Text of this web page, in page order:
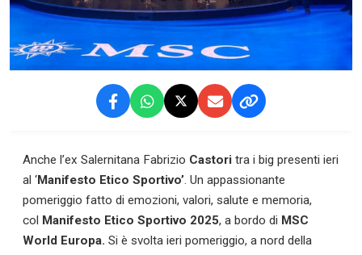
Anche l’ex Salernitana Fabrizio Castori tra i big presenti ieri
al ‘Manifesto Etico Sportivo’. Un appassionante
pomeriggio fatto di emozioni, valori, salute e memoria,
col
Manifesto Etico Sportivo 2025, a bordo di MSC
World Europa. Si è svolta ieri pomeriggio, a nord della